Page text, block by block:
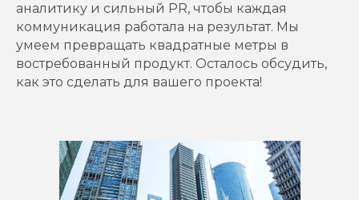
аналитику и сильный PR, чтобы каждая
коммуникация работала на результат. Мы
умеем превращать квадратные метры в
востребованный продукт. Осталось обсудить,
как это сделать для вашего проекта!